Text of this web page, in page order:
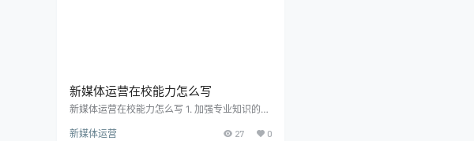
新媒体运营在校能力怎么写
新媒体运营在校能力怎么写 1. 加强专业知识的学
业知识。在校期间，同学们应该重点学习与新媒
新媒体运营 27 0